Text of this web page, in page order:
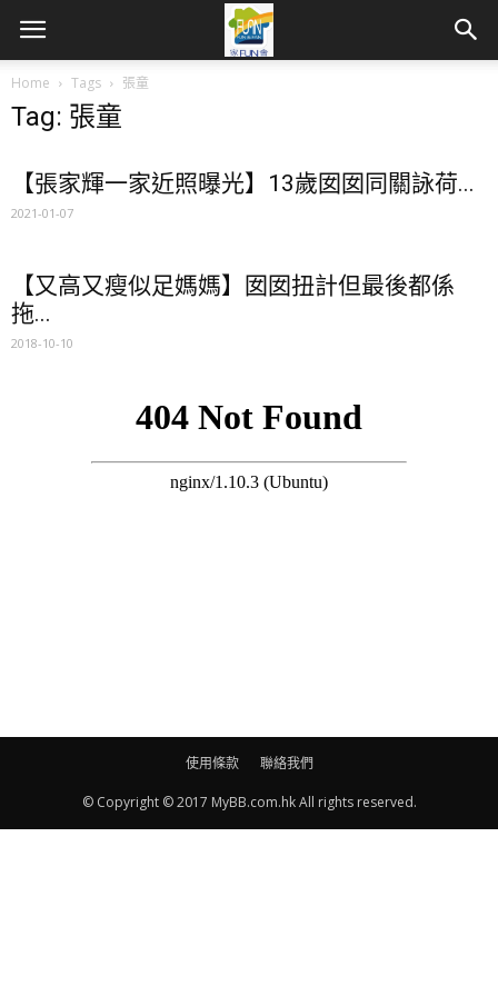
Home Tags 張童
Tag: 張童
【張家輝一家近照曝光】13歲囡囡同關詠荷...
2021-01-07
【又高又瘦似足媽媽】囡囡扭計但最後都係
拖...
2018-10-10
使用條款 聯絡我們
© Copyright © 2017 MyBB.com.hk All rights reserved.